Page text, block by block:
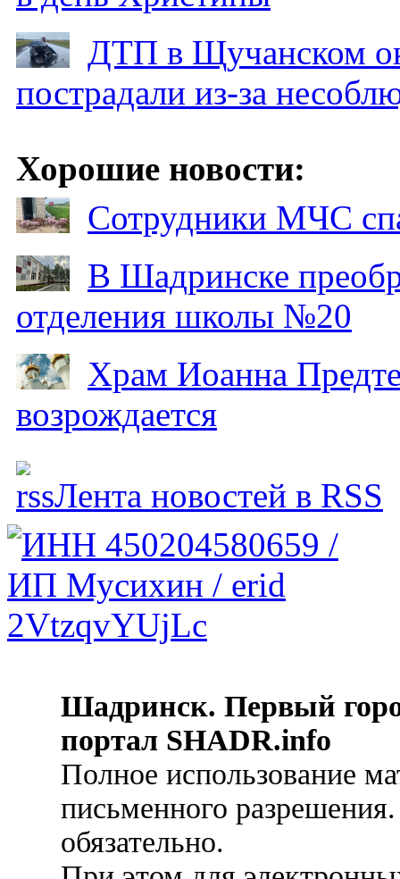
ДТП в Щучанском
пострадали из-за
Хорошие новости:
Сотрудники МЧС
В Шадринске
отделения школы №20
Храм Иоанна
возрождается
Лента новостей в RSS
Шадринск. Первый
портал SHADR.info
Полное использование
письменного
обязательно.